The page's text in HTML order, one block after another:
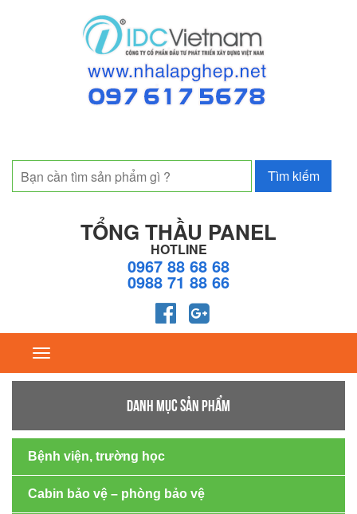
TỔNG THẦU PANEL
HOTLINE
0967 88 68 68
0988 71 88 66
Toggle
DANH MỤC SẢN PHẨM
Bệnh viện, trường học
Cabin bảo vệ – phòng bảo vệ